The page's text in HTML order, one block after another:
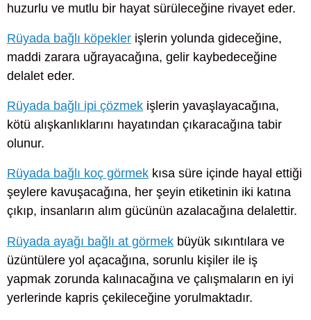
huzurlu ve mutlu bir hayat sürüleceğine rivayet eder.
Rüyada bağlı köpekler işlerin yolunda gideceğine,
maddi zarara uğrayacağına, gelir kaybedeceğine
delalet eder.
Rüyada bağlı ipi çözmek işlerin yavaşlayacağına,
kötü alışkanlıklarını hayatından çıkaracağına tabir
olunur.
Rüyada bağlı koç görmek kısa süre içinde hayal ettiği
şeylere kavuşacağına, her şeyin etiketinin iki katına
çıkıp, insanların alım gücünün azalacağına delalettir.
Rüyada ayağı bağlı at görmek büyük sıkıntılara ve
üzüntülere yol açacağına, sorunlu kişiler ile iş
yapmak zorunda kalınacağına ve çalışmaların en iyi
yerlerinde kapris çekileceğine yorulmaktadır.